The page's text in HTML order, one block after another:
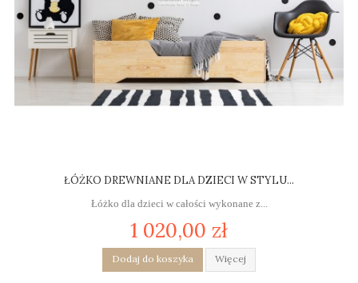
ŁÓŻKO DREWNIANE DLA DZIECI W STYLU...
Łóżko dla dzieci w całości wykonane z...
1 020,00 zł
Dodaj do koszyka Więcej